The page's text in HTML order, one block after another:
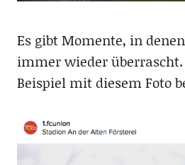
Es gibt Momente, in
immer wieder
Beispiel mit diesem Foto